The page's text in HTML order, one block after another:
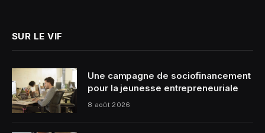
SUR LE VIF
Une campagne de sociofinancement
pour la jeunesse entrepreneuriale
8 août 2026